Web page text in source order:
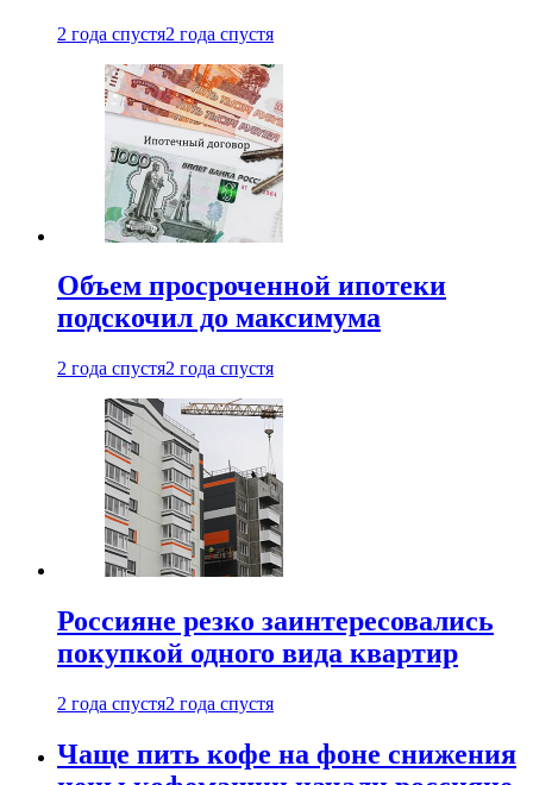
2 года спустя2 года спустя
Объем просроченной ипотеки
подскочил до максимума
2 года спустя2 года спустя
Россияне резко заинтересовались
покупкой одного вида квартир
2 года спустя2 года спустя
Чаще пить кофе на фоне снижения